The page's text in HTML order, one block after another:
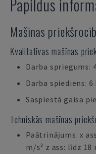
Papildus
Mašīnas
Kvalitatīvas mašīnas
Darba spriegums:
Darba spiediens: 6
Saspiestā gaisa
Tehniskās mašīnas
Paātrinājums: x
m/s² z ass: līdz 18